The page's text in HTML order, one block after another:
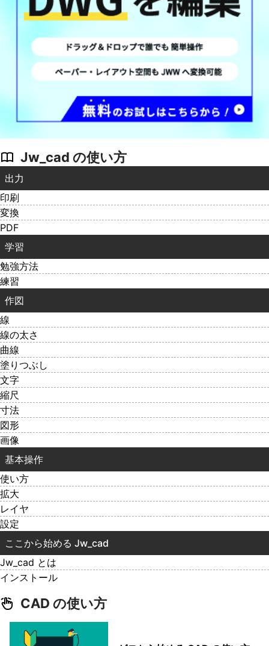
Jw_cad の使い方
出力
印刷
変換
PDF
学習
勉強方法
練習
作図
線
線の太さ
曲線
塗りつぶし
文字
縮尺
寸法
図形
画像
基本操作
使い方
拡大
レイヤ
設定
ここから始める Jw_cad
Jw_cad とは
インストール
CAD の使い方